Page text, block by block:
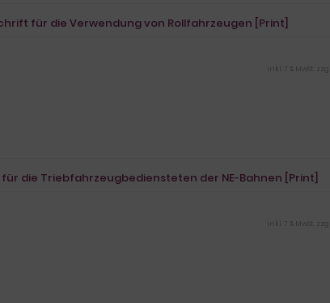
für die Verwendung von Rollfahrzeugen [Print]
inkl. 7 % MwSt. zzgl.
die Triebfahrzeugbediensteten der NE-Bahnen [Print]
inkl. 7 % MwSt. zzgl.